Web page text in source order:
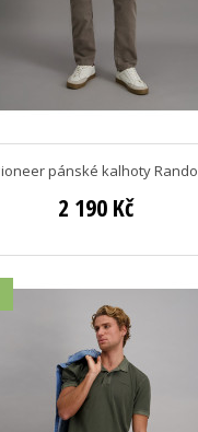
pánské kalhoty Rando
2 190 Kč